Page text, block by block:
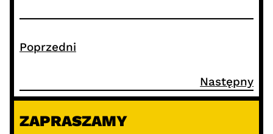
Poprzedni
Następny
ZAPRASZAMY